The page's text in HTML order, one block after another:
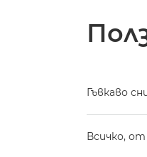
Гъвкаво
Всичко,